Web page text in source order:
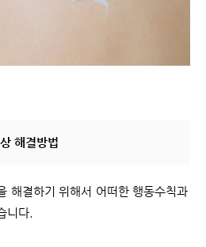
해결방법
해결하기 위해서 어떠한 행동수칙과
니다.